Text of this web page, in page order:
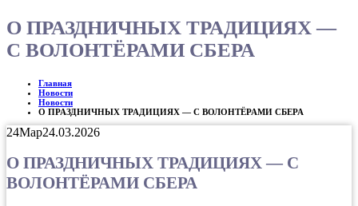
О ПРАЗДНИЧНЫХ ТРАДИЦИЯХ —
С ВОЛОНТЁРАМИ СБЕРА
Главная
Новости
Новости
О ПРАЗДНИЧНЫХ ТРАДИЦИЯХ — С ВОЛОНТЁРАМИ СБЕРА
24Мар24.03.2026
О ПРАЗДНИЧНЫХ ТРАДИЦИЯХ — С
ВОЛОНТЁРАМИ СБЕРА